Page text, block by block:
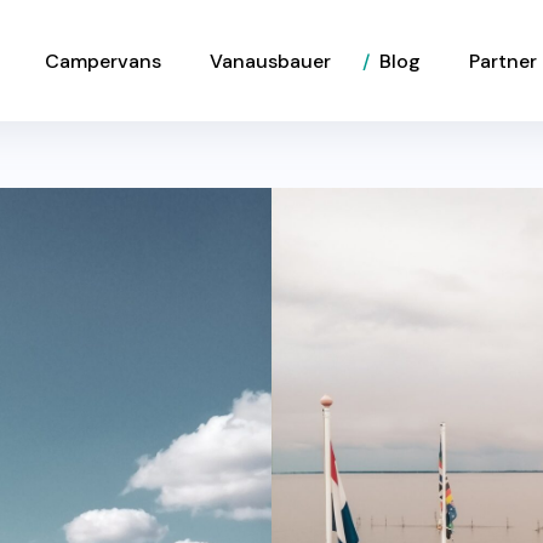
Campervans Vanausbauer Blog Partner